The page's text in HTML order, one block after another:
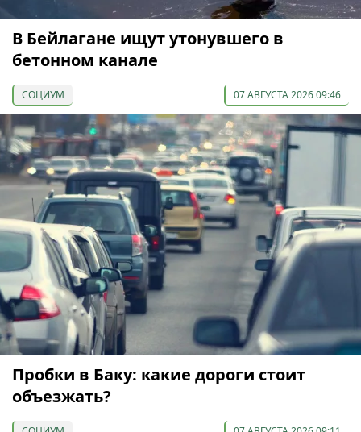
В Бейлагане ищут утонувшего в
бетонном канале
СОЦИУМ 07 АВГУСТА 2026 09:46
Пробки в Баку: какие дороги стоит
объезжать?